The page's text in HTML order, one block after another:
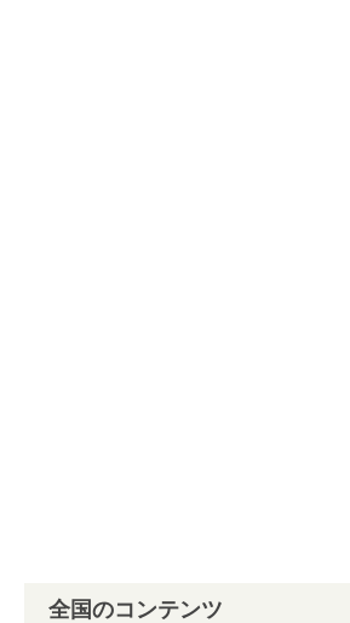
全国のコンテンツ